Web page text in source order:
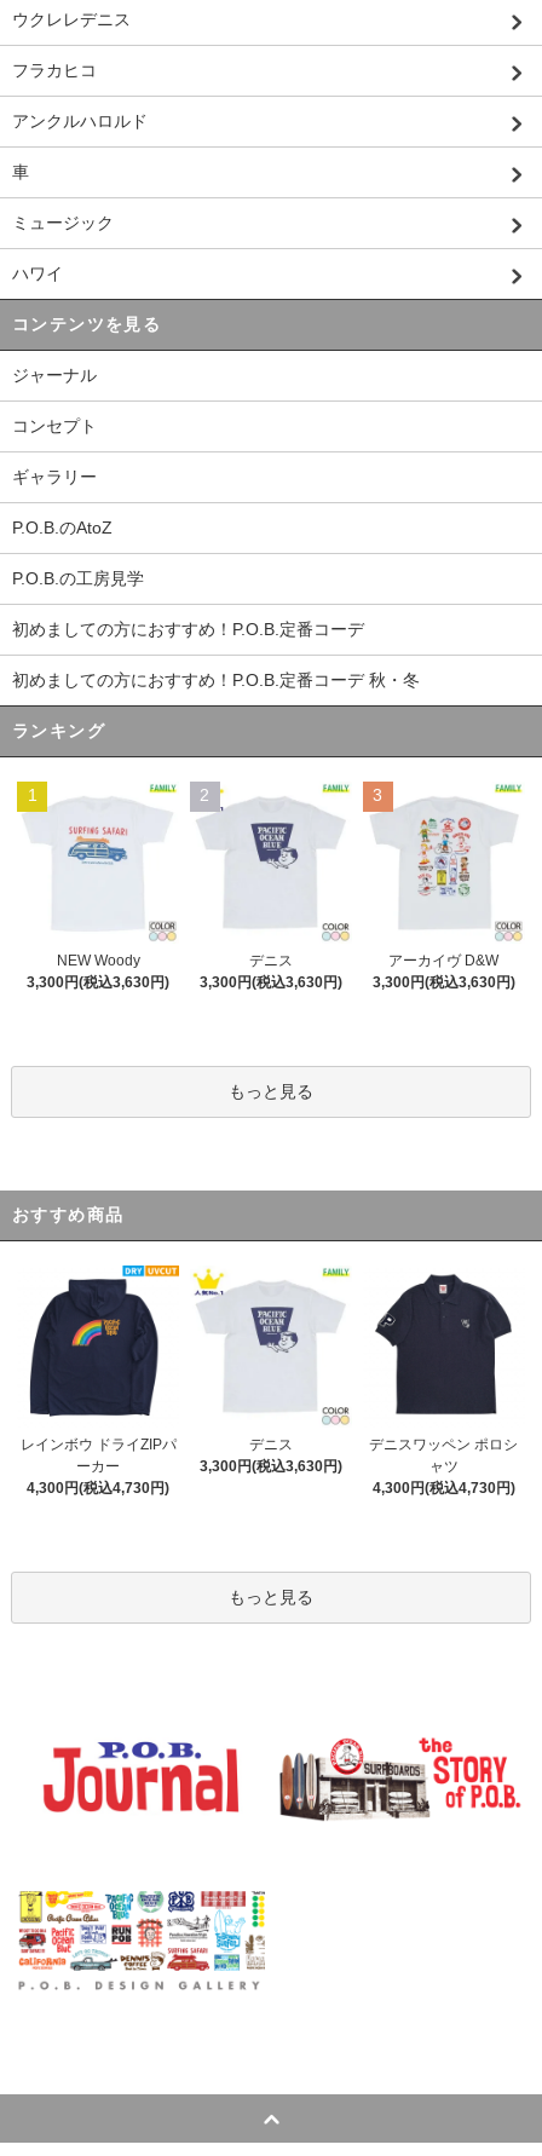
ウクレレデニス
フラカヒコ
アンクルハロルド
車
ミュージック
ハワイ
コンテンツを見る
ジャーナル
コンセプト
ギャラリー
P.O.B.のAtoZ
P.O.B.の工房見学
初めましての方におすすめ！P.O.B.定番コーデ
初めましての方におすすめ！P.O.B.定番コーデ 秋・冬
ランキング
1
NEW Woody
3,300円(税込3,630円)
2
デニス
3,300円(税込3,630円)
3
アーカイヴ D&W
3,300円(税込3,630円)
もっと見る
おすすめ商品
レインボウ ドライZIPパ
ーカー
4,300円(税込4,730円)
デニス
3,300円(税込3,630円)
デニスワッペン ポロシ
ャツ
4,300円(税込4,730円)
もっと見る